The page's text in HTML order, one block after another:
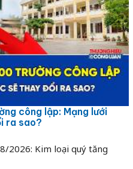
công lập: Mạng lưới
ra sao?
2026: Kim loại quý tăng